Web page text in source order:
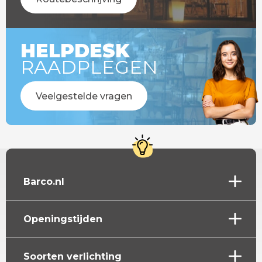
HELPDESK
RAADPLEGEN
Veelgestelde vragen
Barco.nl
Openingstijden
Soorten verlichting